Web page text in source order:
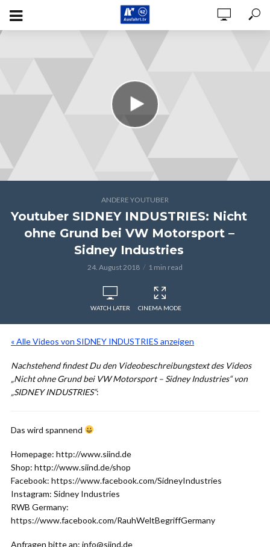
ANDERE YOUTUBER
Youtuber SIDNEY INDUSTRIES: Nicht
ohne Grund bei VW Motorsport –
Sidney Industries
24. August 2018 1 min read
WATCH LATER CINEMA MODE
« Alle Videos von SIDNEY INDUSTRIES anzeigen
Nachstehend findest Du den Videobeschreibungstext des Videos
„Nicht ohne Grund bei VW Motorsport – Sidney Industries“ von
„SIDNEY INDUSTRIES“:
Das wird spannend
Homepage: http://www.siind.de
Shop: http://www.siind.de/shop
Facebook: https://www.facebook.com/SidneyIndustries
Instagram: Sidney Industries
RWB Germany:
https://www.facebook.com/RauhWeltBegriffGermany
Anfragen bitte an: info@siind.de